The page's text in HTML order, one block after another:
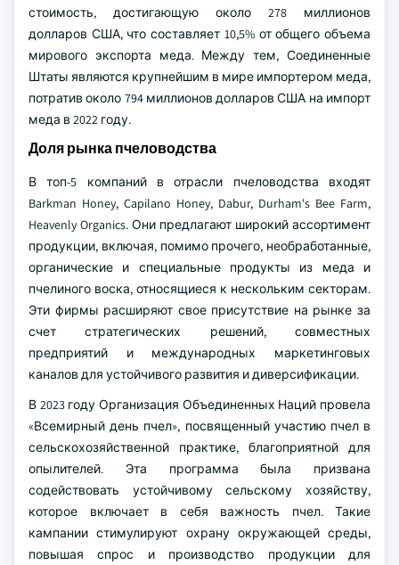
стоимость, достигающую около 278 миллионов
долларов США, что составляет 10,5% от общего объема
мирового экспорта меда. Между тем, Соединенные
Штаты являются крупнейшим в мире импортером меда,
потратив около 794 миллионов долларов США на импорт
меда в 2022 году.
Доля рынка пчеловодства
В топ-5 компаний в отрасли пчеловодства входят
Barkman Honey, Capilano Honey, Dabur, Durham's Bee Farm,
Heavenly Organics. Они предлагают широкий ассортимент
продукции, включая, помимо прочего, необработанные,
органические и специальные продукты из меда и
пчелиного воска, относящиеся к нескольким секторам.
Эти фирмы расширяют свое присутствие на рынке за
счет стратегических решений, совместных
предприятий и международных маркетинговых
каналов для устойчивого развития и диверсификации.
В 2023 году Организация Объединенных Наций провела
«Всемирный день пчел», посвященный участию пчел в
сельскохозяйственной практике, благоприятной для
опылителей. Эта программа была призвана
содействовать устойчивому сельскому хозяйству,
которое включает в себя важность пчел. Такие
кампании стимулируют охрану окружающей среды,
повышая спрос и производство продукции для